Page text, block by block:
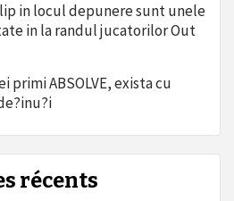
in locul depunere sunt unele
in la randul jucatorilor Out
primi ABSOLVE, exista cu
récents